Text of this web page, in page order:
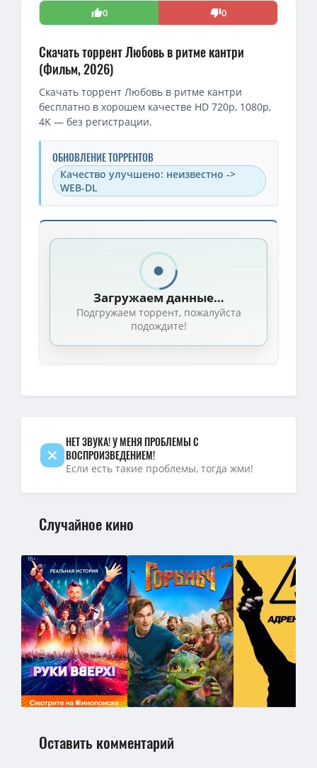
0
0
Скачать торрент Любовь в ритме кантри
(Фильм, 2026)
Скачать торрент Любовь в ритме кантри
бесплатно в хорошем качестве HD 720p, 1080p,
4K — без регистрации.
ОБНОВЛЕНИЕ ТОРРЕНТОВ
Качество улучшено: неизвестно ->
WEB-DL
Скачать торрент — Любовь в ритме кантри / Texas Two-Step
1080p — Любовь в ритме кантри / Texas Two-Step (2026) WEB-
1080p — Любовь в ритме кантри / Texas Two-Step (2026) WEB-
Загружаем данные…
Подгружаем торрент, пожалуйста
подождите!
НЕТ ЗВУКА! У МЕНЯ ПРОБЛЕМЫ С
ВОСПРОИЗВЕДЕНИЕМ!
Если есть такие проблемы, тогда жми!
Случайное кино
Оставить комментарий